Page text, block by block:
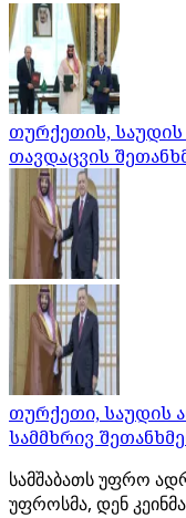
თურქეთის, საუდის
თავდაცვის
თურქეთი, საუდის
სამმხრივ
სამშაბათს უფრო
უფროსმა, დენ